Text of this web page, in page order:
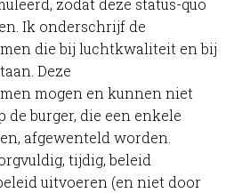
zodat deze status-quo
Ik onderschrijf de
die bij luchtkwaliteit en bij
Deze
mogen en kunnen niet
de burger, die een enkele
afgewenteld worden.
tijdig, beleid
uitvoeren (en niet door